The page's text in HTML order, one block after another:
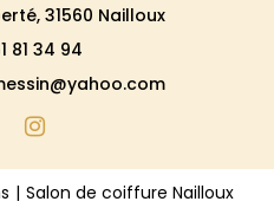
31560 Nailloux
81 34 94
Salon de coiffure Nailloux